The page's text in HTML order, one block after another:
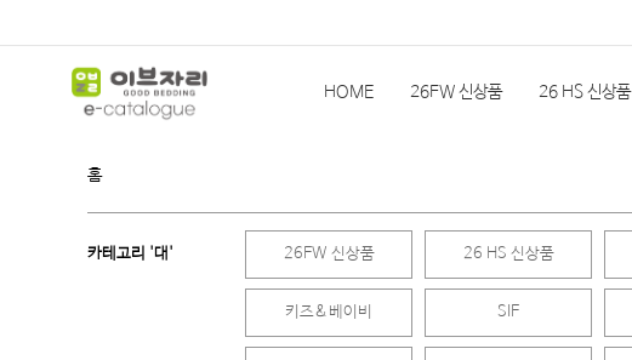
HOME 26FW 신상품 26 HS 신상품
기획상품(발주) 이전 시즌 REVIEW
홈
카테고리 '대' 26FW 신상품 26 HS 신상품
키즈&베이비 SIF